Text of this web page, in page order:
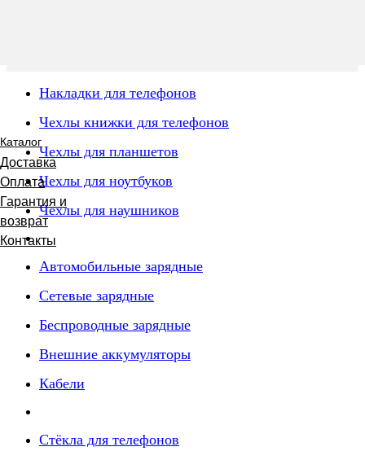
Каталог
Доставка
Оплата
Гарантия и
возврат
Контакты
Накладки для телефонов
Чехлы книжки для телефонов
Чехлы для планшетов
Чехлы для ноутбуков
Чехлы для наушников
Автомобильные зарядные
Сетевые зарядные
Беспроводные зарядные
Внешние аккумуляторы
Кабели
Стёкла для телефонов